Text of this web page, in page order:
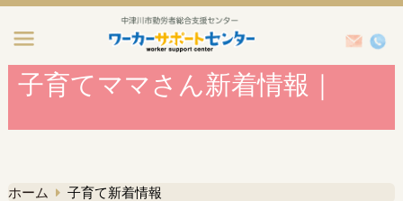
子育てママさん新着情報｜
ホーム 子育て新着情報